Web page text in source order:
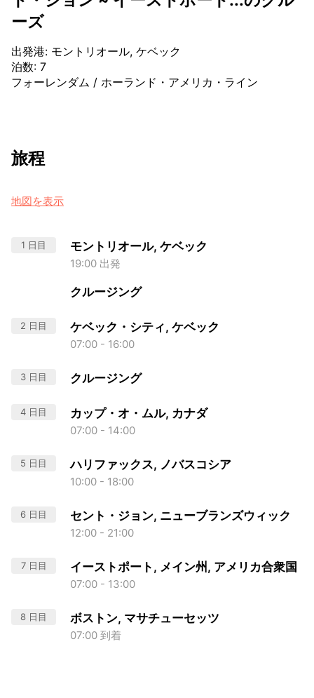
ーズ
出発港: モントリオール, ケベック
泊数: 7
フォーレンダム / ホーランド・アメリカ・ライン
旅程
地図を表示
1 日目 モントリオール, ケベック
19:00 出発
クルージング
2 日目 ケベック・シティ, ケベック
07:00 - 16:00
3 日目 クルージング
4 日目 カップ・オ・ムル, カナダ
07:00 - 14:00
5 日目 ハリファックス, ノバスコシア
10:00 - 18:00
6 日目 セント・ジョン, ニューブランズウィック
12:00 - 21:00
7 日目 イーストポート, メイン州, アメリカ合衆国
07:00 - 13:00
8 日目 ボストン, マサチューセッツ
07:00 到着